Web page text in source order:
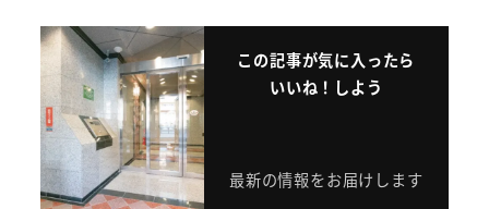
この記事が気に入ったら
いいね！しよう
最新の情報をお届けします